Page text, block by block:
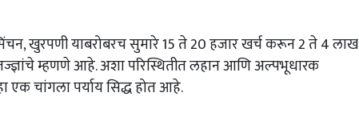
खुरपणी याबरोबरच सुमारे 15 ते 20 हजार खर्च करून 2 ते 4 लाख
म्हणणे आहे. अशा परिस्थितीत लहान आणि अल्पभूधारक
एक चांगला पर्याय सिद्ध होत आहे.